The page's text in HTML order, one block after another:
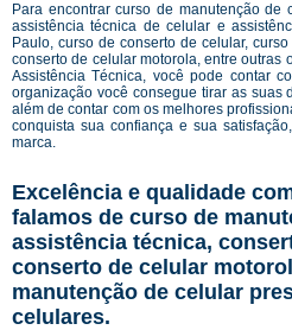
Para encontrar curso de manutenção de
assistência técnica de celular e
Paulo, curso de conserto de celular,
conserto de celular motorola, entre outras
Assistência Técnica, você pode contar
organização você consegue tirar as suas
além de contar com os melhores
conquista sua confiança e sua
marca.
Excelência e qualidade
falamos de curso de
assistência técnica,
conserto de celular
manutenção de celular
celulares.